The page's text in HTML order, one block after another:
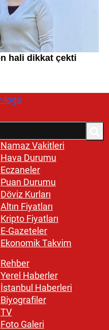
Namaz Vakitleri
Hava Durumu
Eczaneler
Puan Durumu
Döviz Kurları
Altın Fiyatları
Kripto Fiyatları
E-Gazeteler
Ekonomik Takvim
Rehber
Yerel Haberler
İstanbul Haberleri
Biyografiler
TV
Foto Galeri